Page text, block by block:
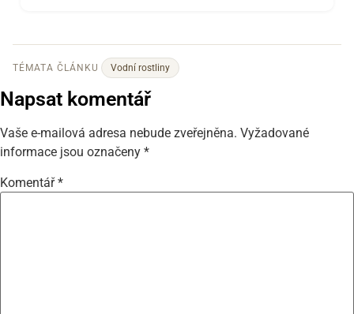
TÉMATA ČLÁNKU Vodní rostliny
Napsat komentář
Vaše e-mailová adresa nebude zveřejněna. Vyžadované
informace jsou označeny *
Komentář*